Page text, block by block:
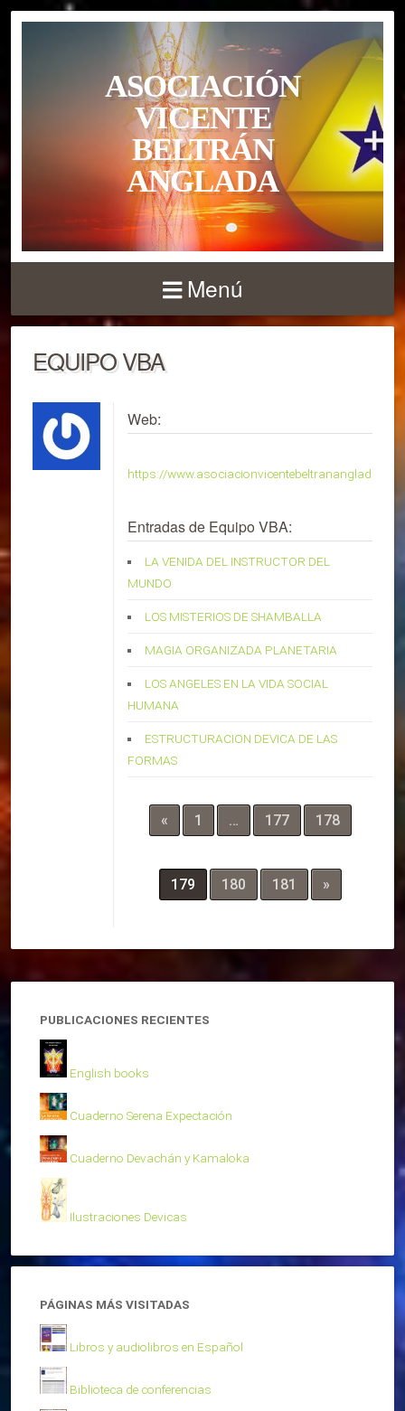
ASOCIACIÓN
VICENTE
BELTRÁN
ANGLADA
Menú
EQUIPO VBA
Web:
https://www.asociacionvicentebeltrananglada.org
Entradas de Equipo VBA:
LA VENIDA DEL INSTRUCTOR DEL
MUNDO
LOS MISTERIOS DE SHAMBALLA
MAGIA ORGANIZADA PLANETARIA
LOS ANGELES EN LA VIDA SOCIAL
HUMANA
ESTRUCTURACION DEVICA DE LAS
FORMAS
« 1 … 177 178
179 180 181 »
PUBLICACIONES RECIENTES
English books
Cuaderno Serena Expectación
Cuaderno Devachán y Kamaloka
Ilustraciones Devicas
PÁGINAS MÁS VISITADAS
Libros y audiolibros en Español
Biblioteca de conferencias